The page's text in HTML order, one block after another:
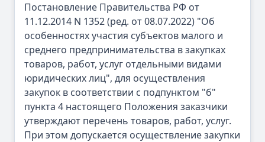
Постановление Правительства РФ от
11.12.2014 N 1352 (ред. от 08.07.2022) "Об
особенностях участия субъектов малого и
среднего предпринимательства в закупках
товаров, работ, услуг отдельными видами
юридических лиц", для осуществления
закупок в соответствии с подпунктом "б"
пункта 4 настоящего Положения заказчики
утверждают перечень товаров, работ, услуг.
При этом допускается осуществление закупки